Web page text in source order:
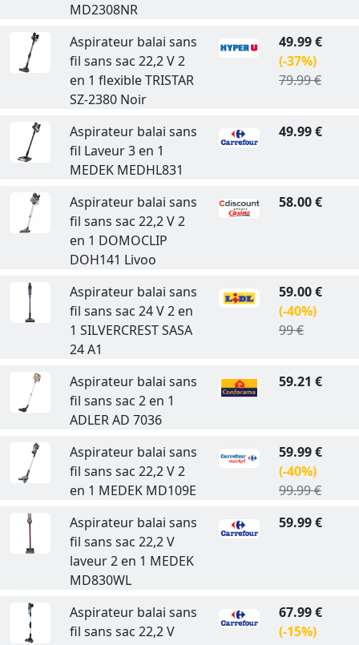
MD2308NR
Aspirateur balai sans
fil sans sac 22,2 V 2
en 1 flexible TRISTAR
SZ-2380 Noir
49.99 €
(-37%)
79.99 €
Aspirateur balai sans
fil Laveur 3 en 1
MEDEK MEDHL831
49.99 €
Aspirateur balai sans
fil sans sac 22,2 V 2
en 1 DOMOCLIP
DOH141 Livoo
58.00 €
Aspirateur balai sans
fil sans sac 24 V 2 en
1 SILVERCREST SASA
24 A1
59.00 €
(-40%)
99 €
Aspirateur balai sans
fil sans sac 2 en 1
ADLER AD 7036
59.21 €
Aspirateur balai sans
fil sans sac 22,2 V 2
en 1 MEDEK MD109E
59.99 €
(-40%)
99.99 €
Aspirateur balai sans
fil sans sac 22,2 V
laveur 2 en 1 MEDEK
MD830WL
59.99 €
Aspirateur balai sans
fil sans sac 22,2 V
67.99 €
(-15%)